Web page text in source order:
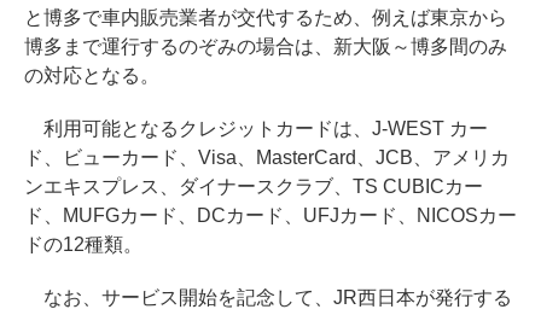
と博多で車内販売業者が交代するため、例えば東京から
博多まで運行するのぞみの場合は、新大阪～博多間のみ
の対応となる。
利用可能となるクレジットカードは、J-WEST カー
ド、ビューカード、Visa、MasterCard、JCB、アメリカ
ンエキスプレス、ダイナースクラブ、TS CUBICカー
ド、MUFGカード、DCカード、UFJカード、NICOSカー
ドの12種類。
なお、サービス開始を記念して、JR西日本が発行する